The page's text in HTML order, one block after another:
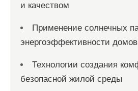
и качеством
Применение солнечных
энергоэффективности домов
Технологии создания
безопасной жилой среды